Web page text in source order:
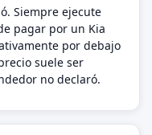
Siempre ejecute
pagar por un Kia
por debajo
suele ser
no declaró.